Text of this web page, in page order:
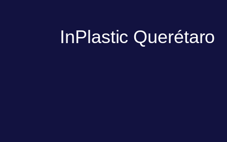
InPlastic Querétaro